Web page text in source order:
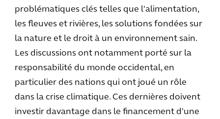
problématiques clés telles que l'alimentation,
les fleuves et rivières, les solutions fondées sur
la nature et le droit à un environnement sain.
Les discussions ont notamment porté sur la
responsabilité du monde occidental, en
particulier des nations qui ont joué un rôle
dans la crise climatique. Ces dernières doivent
investir davantage dans le financement d'une